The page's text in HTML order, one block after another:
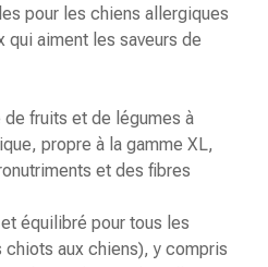
pour les chiens allergiques
qui aiment les saveurs de
de fruits et de légumes à
propre à la gamme XL,
et des fibres
équilibré pour tous les
aux chiens), y compris